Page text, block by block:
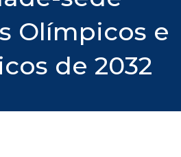
Olímpicos e
de 2032